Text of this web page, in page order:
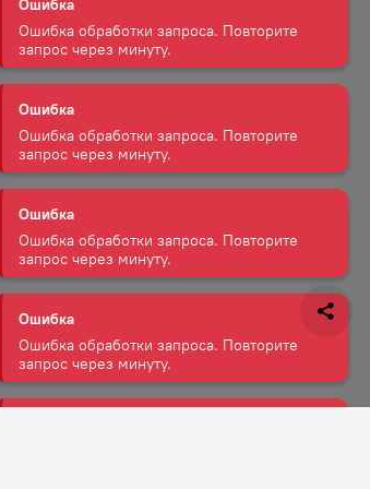
Ошибка
Ошибка обработки запроса. Повторите
запрос через минуту.
Ошибка
Ошибка обработки запроса. Повторите
запрос через минуту.
Ошибка
Ошибка обработки запроса. Повторите
запрос через минуту.
Ошибка
Ошибка обработки запроса. Повторите
запрос через минуту.